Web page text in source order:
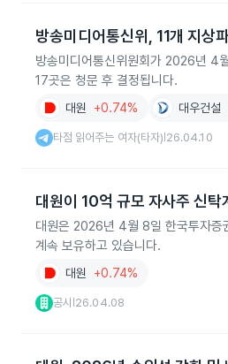
방송미디어통신위, 11개 지상
방송미디어통신위원회가 2026년 4
17곳은 청문 후 결정됩니다.
대원 +0.74% 대우건설
타점 읽어주는 여자(타자) 26.04.10
대원이 10억 규모 자사주 신탁
대원은 2026년 4월 8일 한국투자증
계속 보유하고 있습니다.
대원 +0.74%
공시 26.04.08